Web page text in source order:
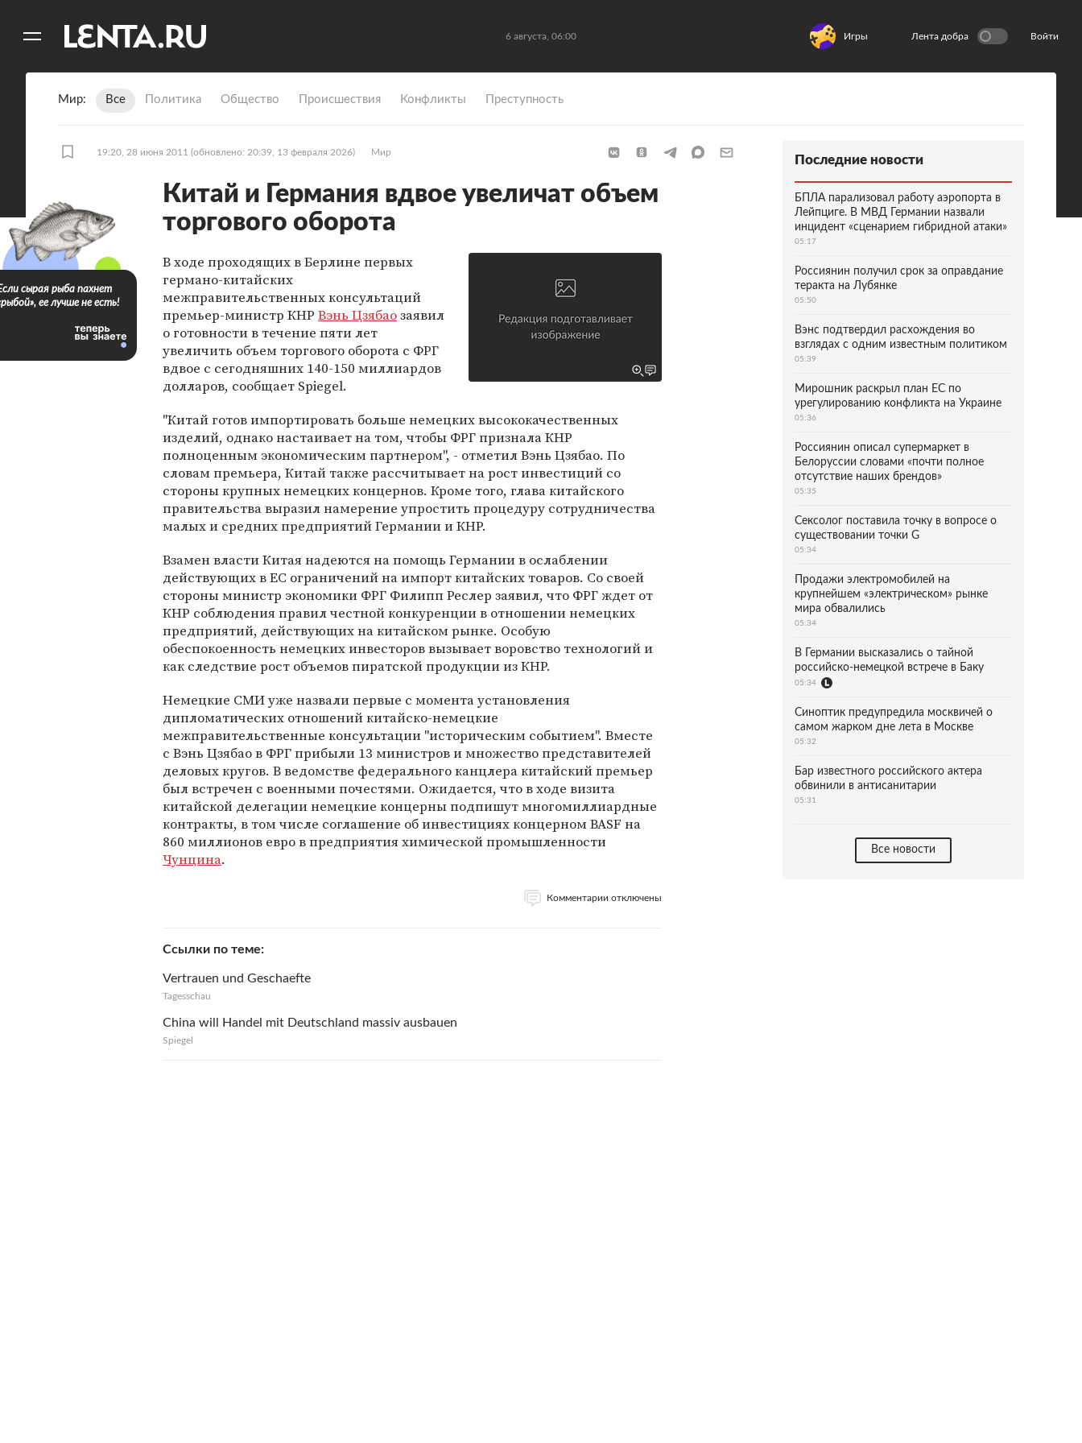
6 августа, 06:00 Игры Лента добра Войти
Мир Все Политика Общество Происшествия Конфликты Преступность
19:20, 28 июня 2011 (обновлено: 20:39, 13 февраля 2026) Мир
Китай и Германия вдвое увеличат объем
торгового оборота
В ходе проходящих в Берлине первых
германо-китайских
межправительственных консультаций
премьер-министр КНР Вэнь Цзябаозаявил
о готовности в течение пяти лет
увеличить объем торгового оборота с ФРГ
вдвое с сегодняшних 140-150 миллиардов
долларов, сообщает Spiegel.
"Китай готов импортировать больше немецких высококачественных
изделий, однако настаивает на том, чтобы ФРГ признала КНР
полноценным экономическим партнером", - отметил Вэнь Цзябао. По
словам премьера, Китай также рассчитывает на рост инвестиций со
стороны крупных немецких концернов. Кроме того, глава китайского
правительства выразил намерение упростить процедуру сотрудничества
малых и средних предприятий Германии и КНР.
Взамен власти Китая надеются на помощь Германии в ослаблении
действующих в ЕС ограничений на импорт китайских товаров. Со своей
стороны министр экономики ФРГ Филипп Реслер заявил, что ФРГ ждет от
КНР соблюдения правил честной конкуренции в отношении немецких
предприятий, действующих на китайском рынке. Особую
обеспокоенность немецких инвесторов вызывает воровство технологий и
как следствие рост объемов пиратской продукции из КНР.
Немецкие СМИ уже назвали первые с момента установления
дипломатических отношений китайско-немецкие
межправительственные консультации "историческим событием". Вместе
с Вэнь Цзябао в ФРГ прибыли 13 министров и множество представителей
деловых кругов. В ведомстве федерального канцлера китайский премьер
был встречен с военными почестями. Ожидается, что в ходе визита
китайской делегации немецкие концерны подпишут многомиллиардные
контракты, в том числе соглашение об инвестициях концерном BASF на
860 миллионов евро в предприятия химической промышленности
Чунцина.
Комментарии отключены
Ссылки по теме
Vertrauen und Geschaefte
Tagesschau
China will Handel mit Deutschland massiv ausbauen
Spiegel
сырая рыба пахнет
ее лучше не есть!
Последние новости
БПЛА парализовал работу аэропорта в
Лейпциге. В МВД Германии назвали
инцидент «сценарием гибридной атаки»
05:17
Россиянин получил срок за оправдание
теракта на Лубянке
05:50
Вэнс подтвердил расхождения во
взглядах с одним известным политиком
05:39
Мирошник раскрыл план ЕС по
урегулированию конфликта на Украине
05:36
Россиянин описал супермаркет в
Белоруссии словами «почти полное
отсутствие наших брендов»
05:35
Сексолог поставила точку в вопросе о
существовании точки G
05:34
Продажи электромобилей на
крупнейшем «электрическом» рынке
мира обвалились
05:34
В Германии высказались о тайной
российско-немецкой встрече в Баку
05:34
Синоптик предупредила москвичей о
самом жарком дне лета в Москве
05:32
Бар известного российского актера
обвинили в антисанитарии
05:31
Все новости